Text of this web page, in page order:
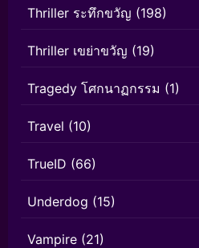
Thriller ระทึกขวัญ (198)
Thriller เขย่าขวัญ (19)
Tragedy โศกนาฏกรรม (1)
Travel (10)
TrueID (66)
Underdog (15)
Vampire (21)